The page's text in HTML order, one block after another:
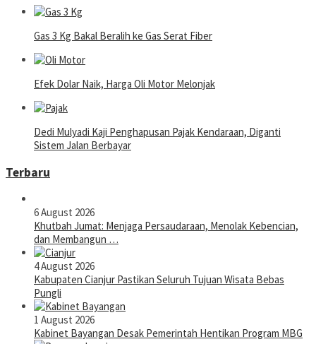
Gas 3 Kg Bakal Beralih ke Gas Serat Fiber
Efek Dolar Naik, Harga Oli Motor Melonjak
Dedi Mulyadi Kaji Penghapusan Pajak Kendaraan, Diganti
Sistem Jalan Berbayar
Terbaru
6 August 2026
Khutbah Jumat: Menjaga Persaudaraan, Menolak Kebencian,
dan Membangun …
4 August 2026
Kabupaten Cianjur Pastikan Seluruh Tujuan Wisata Bebas
Pungli
1 August 2026
Kabinet Bayangan Desak Pemerintah Hentikan Program MBG